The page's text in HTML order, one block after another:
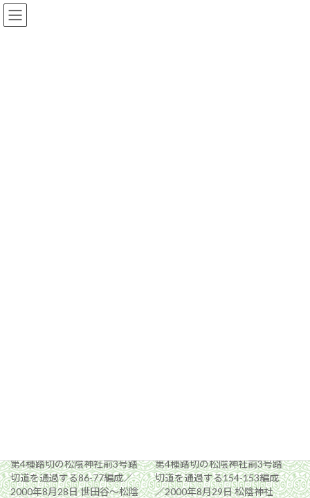
コ
ン
ナ
ビ
第4種踏切の松陰神社前3号踏
切道を通過する86-77編成／
2000年8月28日 世田谷〜松陰
第4種踏切の松陰神社前3号踏
切道を通過する154-153編成
／2000年8月29日 松陰神社